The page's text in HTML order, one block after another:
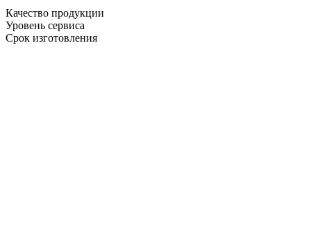
Качество продукции
Уровень сервиса
Срок изготовления